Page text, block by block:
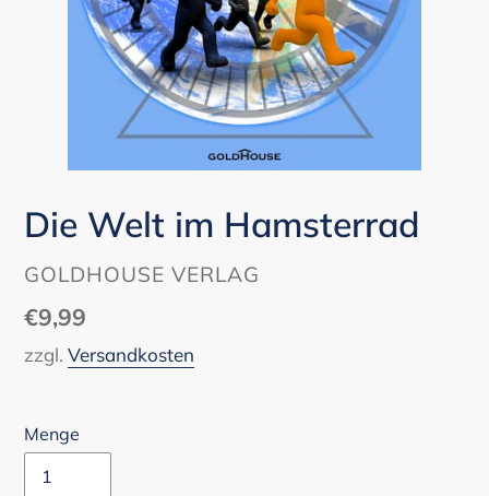
Die Welt im Hamsterrad
VERKÄUFER
GOLDHOUSE VERLAG
Normaler
Preis
€9,99
zzgl. Versandkosten
Menge